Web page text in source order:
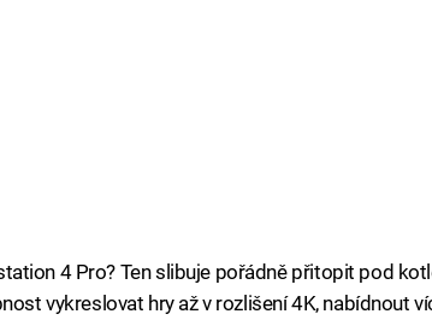
4 Pro? Ten slibuje pořádně přitopit pod
vykreslovat hry až v rozlišení 4K, nabídnout